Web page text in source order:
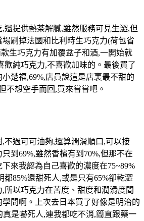
還提供熱茶解膩,雖然服務可見生澀,但
刷掉法國和比利時生巧克力(荷包省
生巧克力有加覆盆子和酒,一開始就
歡純巧克力,不喜歡加味的。最後買了
楚福,69%,店員說這是店裏最不甜的
不想空手而回,買來嘗嘗吧。
不過可可油夠,還算潤滑順口,可以接
到69%,雖然香檳有到70%,但那不在
來我認為自己喜歡的濃度在75~89%
都85%還甜死人,或是只有65%卻乾澀
所以巧克力在苦度、甜度和潤滑度間
問啊。上次去日本買了好像是明治的
真是嚇死人,連我都吃不消,簡直跟藥一